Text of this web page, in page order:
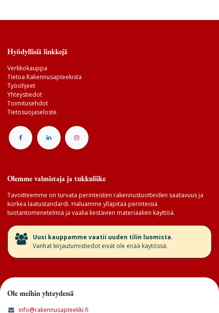
Hyödyllisiä linkkejä
Verkkokauppa
Tietoa Rakennusapteekista
Työohjeet
Yhteystiedot
Toimitusehdot
Tietosuojaseloste
Olemme valmistaja ja tukkuliike
Tavoitteemme on turvata perinteisten rakennustuotteiden saatavuus ja
korkea laatustandardi. Haluamme ylläpitää perinteisiä
tuotantomenetelmiä ja vaalia kestävien materiaalien käyttöä.
​Uusi kauppamme vaatii uuden tilin luomista.
Vanhat kirjautumistiedot eivät ole enää käytössä.
Ole meihin yhteydessä
info@rakennusapteekki.fi